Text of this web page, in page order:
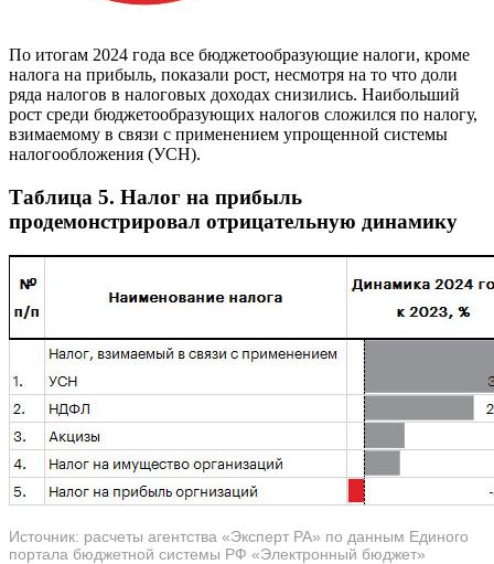
По итогам 2024 года все бюджетообразующие налоги, кроме
налога на прибыль, показали рост, несмотря на то что доли
ряда налогов в налоговых доходах снизились. Наибольший
рост среди бюджетообразующих налогов сложился по налогу,
взимаемому в связи с применением упрощенной системы
налогообложения (УСН).
Таблица 5. Налог на прибыль
продемонстрировал отрицательную динамику
Источник: расчеты агентства «Эксперт РА» по данным Единого
портала бюджетной системы РФ «Электронный бюджет»